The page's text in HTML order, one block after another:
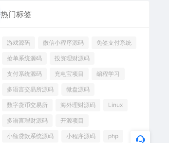
热门标签
游戏源码 微信小程序源码 免签支付系统
抢单系统源码 投资理财源码
支付系统源码 充电宝项目 编程学习
多语言交易所源码 微盘源码
数字货币交易所 海外理财源码 Linux
多语言理财源码 开源项目
小额贷款系统源码 小程序源码 php